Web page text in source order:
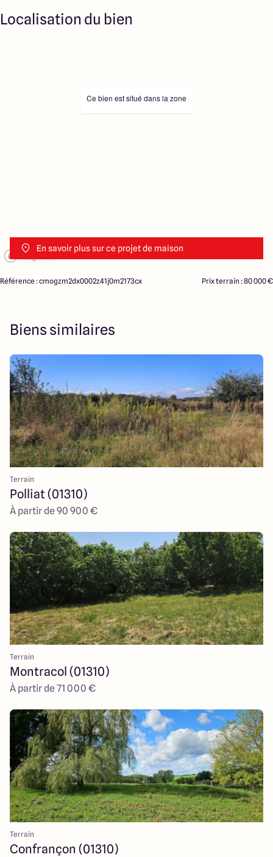
Localisation du bien
En savoir plus sur ce projet de maison
Ce bien est situé dans la zone
Référence : cmogzm2dx0002z41j0m2173cx Prix terrain : 80 000 €
Biens similaires
Terrain
Polliat (01310)
À partir de 90 900 €
Terrain
Montracol (01310)
À partir de 71 000 €
Terrain
Confrançon (01310)